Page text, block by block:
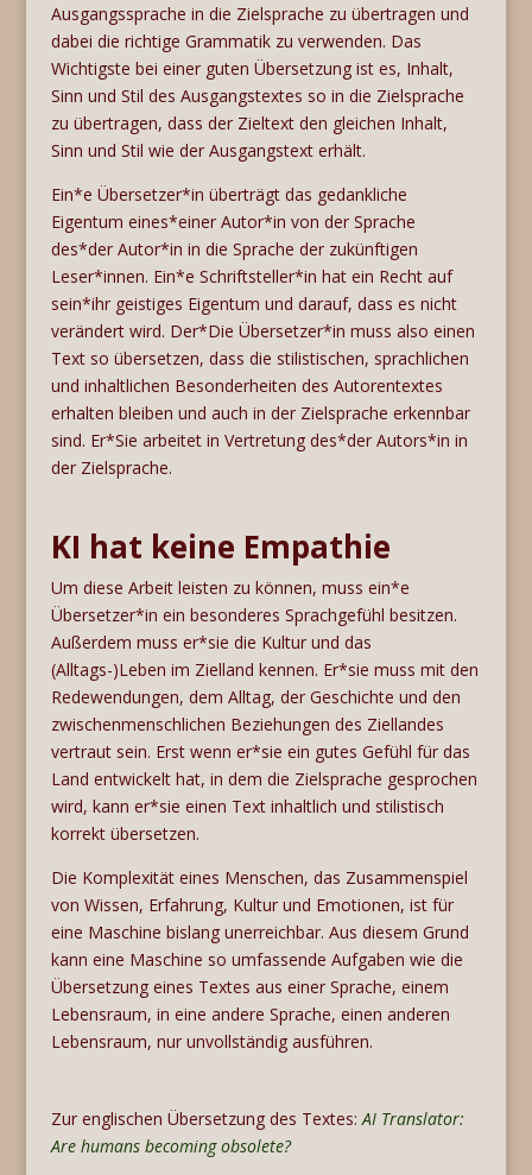
Ausgangssprache in die Zielsprache zu übertragen und
dabei die richtige Grammatik zu verwenden. Das
Wichtigste bei einer guten Übersetzung ist es, Inhalt,
Sinn und Stil des Ausgangstextes so in die Zielsprache
zu übertragen, dass der Zieltext den gleichen Inhalt,
Sinn und Stil wie der Ausgangstext erhält.
Ein*e Übersetzer*in überträgt das gedankliche
Eigentum eines*einer Autor*in von der Sprache
des*der Autor*in in die Sprache der zukünftigen
Leser*innen. Ein*e Schriftsteller*in hat ein Recht auf
sein*ihr geistiges Eigentum und darauf, dass es nicht
verändert wird. Der*Die Übersetzer*in muss also einen
Text so übersetzen, dass die stilistischen, sprachlichen
und inhaltlichen Besonderheiten des Autorentextes
erhalten bleiben und auch in der Zielsprache erkennbar
sind. Er*Sie arbeitet in Vertretung des*der Autors*in in
der Zielsprache.
KI hat keine Empathie
Um diese Arbeit leisten zu können, muss ein*e
Übersetzer*in ein besonderes Sprachgefühl besitzen.
Außerdem muss er*sie die Kultur und das
(Alltags-)Leben im Zielland kennen. Er*sie muss mit den
Redewendungen, dem Alltag, der Geschichte und den
zwischenmenschlichen Beziehungen des Ziellandes
vertraut sein. Erst wenn er*sie ein gutes Gefühl für das
Land entwickelt hat, in dem die Zielsprache gesprochen
wird, kann er*sie einen Text inhaltlich und stilistisch
korrekt übersetzen.
Die Komplexität eines Menschen, das Zusammenspiel
von Wissen, Erfahrung, Kultur und Emotionen, ist für
eine Maschine bislang unerreichbar. Aus diesem Grund
kann eine Maschine so umfassende Aufgaben wie die
Übersetzung eines Textes aus einer Sprache, einem
Lebensraum, in eine andere Sprache, einen anderen
Lebensraum, nur unvollständig ausführen.
Zur englischen Übersetzung des Textes:AI Translator:
Are humans becoming obsolete?